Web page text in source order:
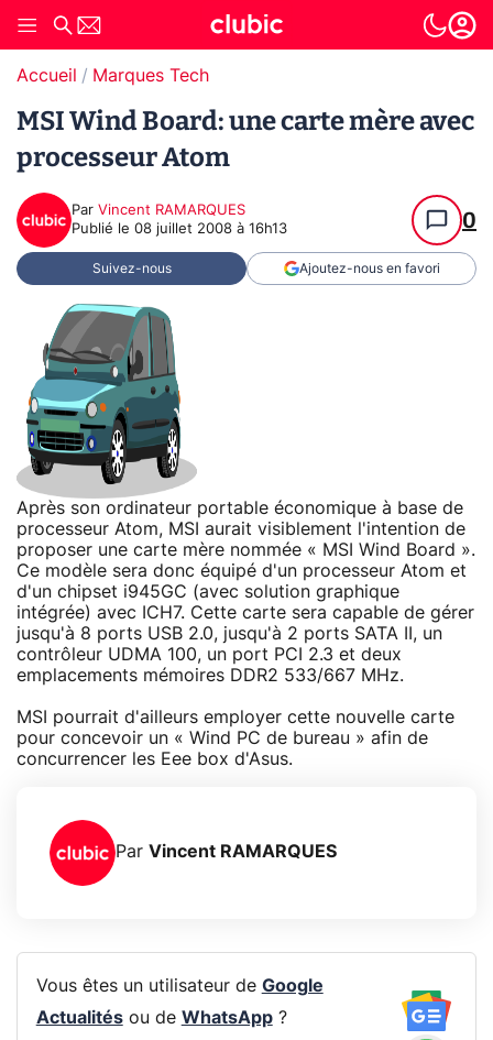
Accueil Marques Tech
MSI Wind Board: une carte mère avec
processeur Atom
Par Vincent RAMARQUES
Publié le 08 juillet 2008 à 16h13 0
Suivez-nous Ajoutez-nous en favori
Après son ordinateur portable économique à base de
processeur Atom, MSI aurait visiblement l'intention de
proposer une carte mère nommée « MSI Wind Board ».
Ce modèle sera donc équipé d'un processeur Atom et
d'un chipset i945GC (avec solution graphique
intégrée) avec ICH7. Cette carte sera capable de gérer
jusqu'à 8 ports USB 2.0, jusqu'à 2 ports SATA II, un
contrôleur UDMA 100, un port PCI 2.3 et deux
emplacements mémoires DDR2 533/667 MHz.
MSI pourrait d'ailleurs employer cette nouvelle carte
pour concevoir un « Wind PC de bureau » afin de
concurrencer les Eee box d'Asus.
Par Vincent RAMARQUES
Vous êtes un utilisateur de Google
Actualitésou de WhatsApp?